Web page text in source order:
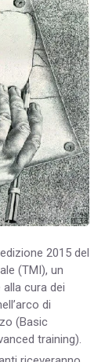
2015 del
(TMI), un
cura dei
di
(Basic
training).